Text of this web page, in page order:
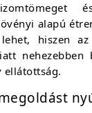
alapú
hiszen
nehezebben
ellátottság.